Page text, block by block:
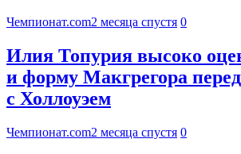
Чемпионат.com2 месяца спустя 0
Илия Топурия высоко
и форму Макгрегора
с Холлоуэем
Чемпионат.com2 месяца спустя 0